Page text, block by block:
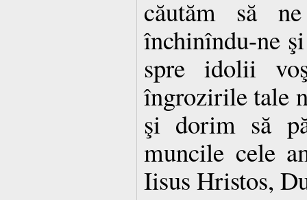
căutăm să
închinîndu-ne
spre idolii
îngrozirile tale
şi dorim să
muncile cele
Iisus Hristos,